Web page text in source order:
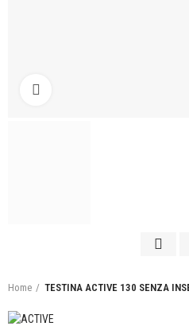
Home TESTINA ACTIVE 130 SENZA